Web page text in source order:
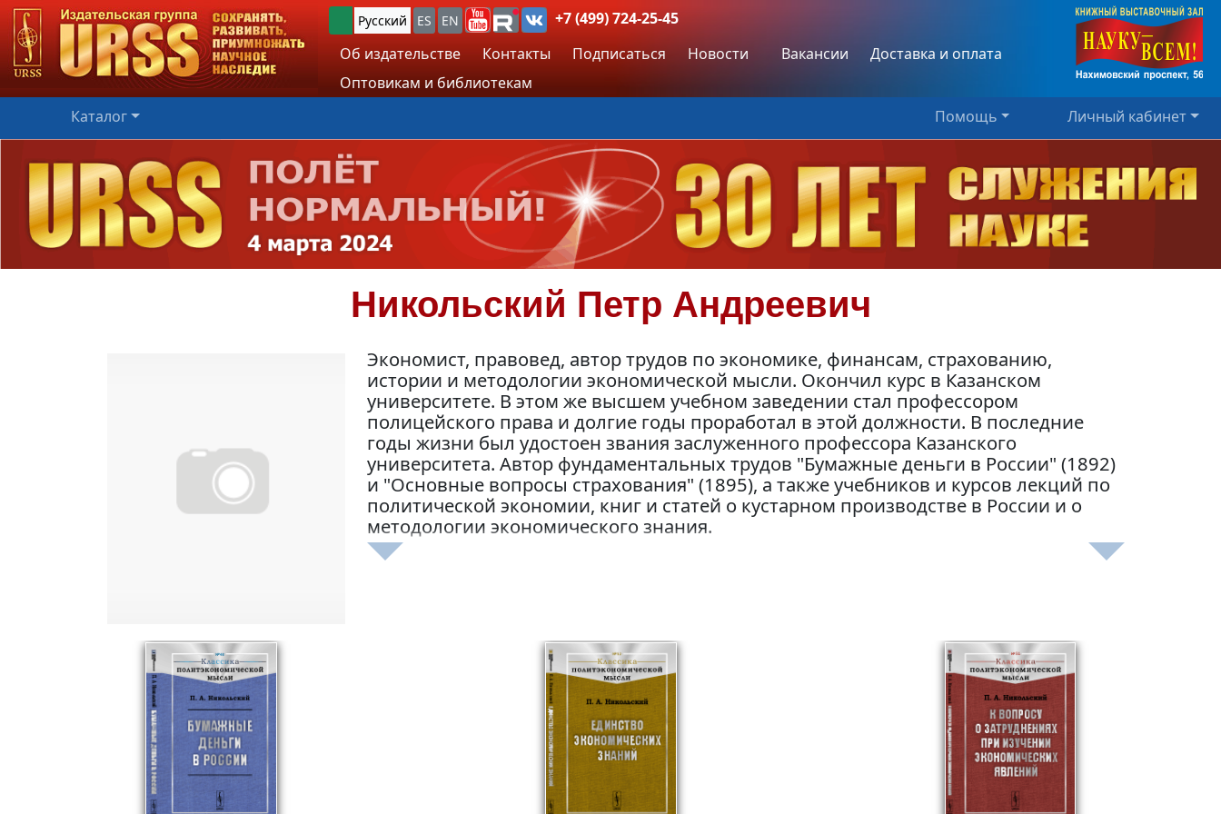
Русский ES EN
+7 (499) 724-25-45
Об издательстве
Контакты Подписаться Новости Вакансии
Доставка и оплата
Оптовикам и библиотекам
Каталог
Помощь Личный кабинет
Никольский Петр Андреевич
Экономист, правовед, автор трудов по экономике, финансам, страхованию,
истории и методологии экономической мысли. Окончил курс в Казанском
университете. В этом же высшем учебном заведении стал профессором
полицейского права и долгие годы проработал в этой должности. В последние
годы жизни был удостоен звания заслуженного профессора Казанского
университета. Автор фундаментальных трудов "Бумажные деньги в России" (1892)
и "Основные вопросы страхования" (1895), а также учебников и курсов лекций по
политической экономии, книг и статей о кустарном производстве в России и о
методологии экономического знания.